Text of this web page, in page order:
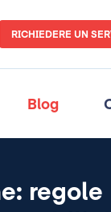
RICHIEDERE UN
Blog
regole